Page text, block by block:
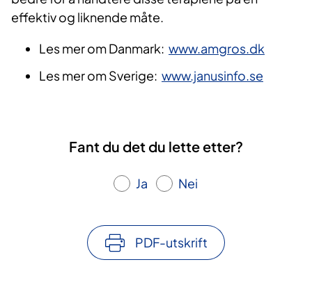
effektiv og liknende måte.
​Les mer om Danmark: www.amgros.dk
Les mer om Sverige: www.janusinfo.se
Fant du det du lette etter?
Ja Nei
PDF-utskrift